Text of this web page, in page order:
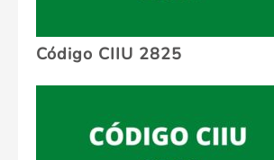
Código CIIU 2825